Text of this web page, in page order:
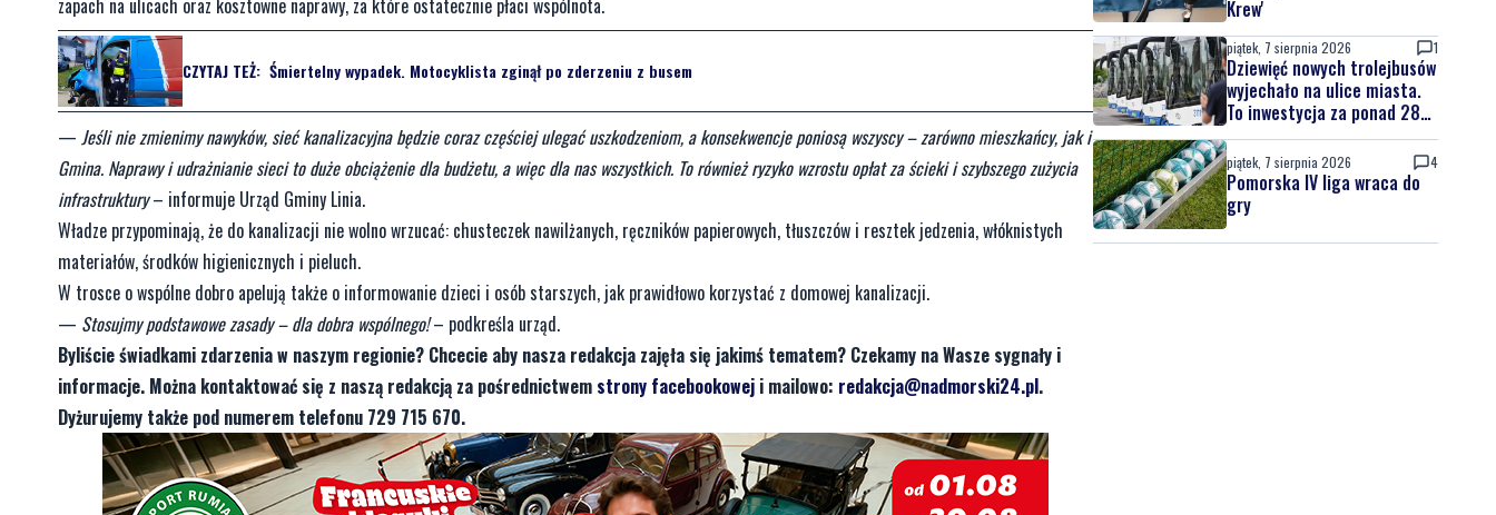
zapach na ulicach oraz kosztowne naprawy, za które ostatecznie płaci wspólnota.
CZYTAJ TEŻ: Śmiertelny wypadek. Motocyklista zginął po zderzeniu z busem
— Jeśli nie zmienimy nawyków, sieć kanalizacyjna będzie coraz częściej ulegać uszkodzeniom, a konsekwencje poniosą wszyscy – zarówno mieszkańcy, jak i
Gmina. Naprawy i udrażnianie sieci to duże obciążenie dla budżetu, a więc dla nas wszystkich. To również ryzyko wzrostu opłat za ścieki i szybszego zużycia
infrastruktury– informuje Urząd Gminy Linia.
Władze przypominają, że do kanalizacji nie wolno wrzucać: chusteczek nawilżanych, ręczników papierowych, tłuszczów i resztek jedzenia, włóknistych
materiałów, środków higienicznych i pieluch.
W trosce o wspólne dobro apelują także o informowanie dzieci i osób starszych, jak prawidłowo korzystać z domowej kanalizacji.
— Stosujmy podstawowe zasady – dla dobra wspólnego!– podkreśla urząd.
Byliście świadkami zdarzenia w naszym regionie? Chcecie aby nasza redakcja zajęła się jakimś tematem? Czekamy na Wasze sygnały i
informacje. Można kontaktować się z naszą redakcją za pośrednictwem strony facebookowej i mailowo: redakcja@nadmorski24.pl.
Dyżurujemy także pod numerem telefonu 729 715 670.
Krew'
piątek, 7 sierpnia 2026 1
Dziewięć nowych trolejbusów
wyjechało na ulice miasta.
To inwestycja za ponad 28
mln zł
piątek, 7 sierpnia 2026 4
Pomorska IV liga wraca do
gry